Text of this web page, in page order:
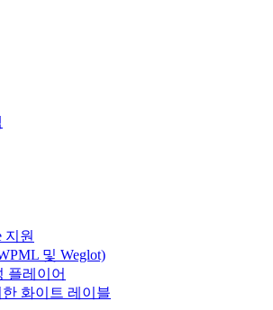
지원
및 Weglot)
플레이어
화이트 레이블